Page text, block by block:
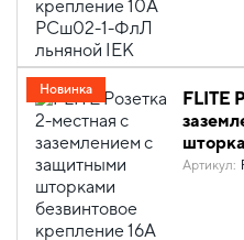
FLITE
Артикул:
Новинка